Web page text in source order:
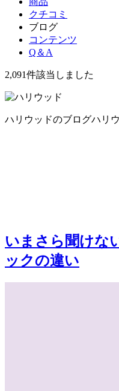
クチコミ
ブログ
コンテンツ
Q＆A
2,091件該当しました
ハリウッドのブログハリ
いまさら聞けな
ックの違い